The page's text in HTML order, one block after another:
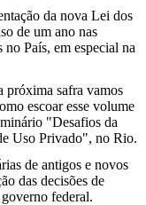
da nova Lei dos
de um ano nas
País, em especial na
próxima safra vamos
escoar esse volume
"Desafios da
Uso Privado", no Rio.
de antigos e novos
das decisões de
federal.